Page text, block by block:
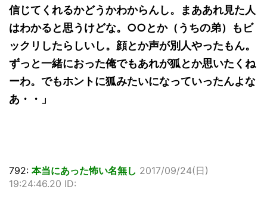
信じてくれるかどうかわからんし。まああれ見た人
はわかると思うけどな。○○とか（うちの弟）もビ
ックリしたらしいし。顔とか声が別人やったもん。
ずっと一緒におった俺でもあれが狐とか思いたくね
ーわ。でもホントに狐みたいになっていったんよな
あ・・」
792: 本当にあった怖い名無し 2017/09/24(日)
19:24:46.20 ID: